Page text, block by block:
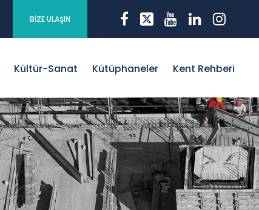
BİZE ULAŞIN
Kültür-Sanat Kütüphaneler Kent Rehberi